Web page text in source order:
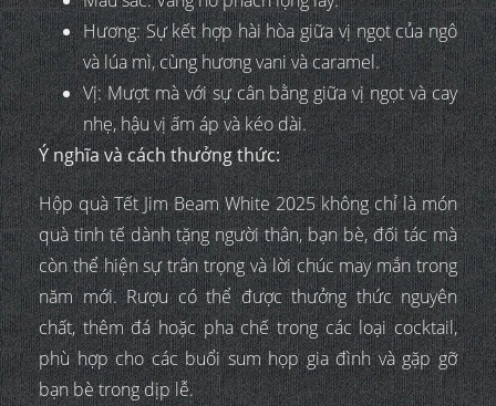
Hương: Sự kết hợp hài hòa giữa vị ngọt của ngô
và lúa mì, cùng hương vani và caramel.
Vị: Mượt mà với sự cân bằng giữa vị ngọt và cay
nhẹ, hậu vị ấm áp và kéo dài.
Ý nghĩa và cách thưởng thức:
Hộp quà Tết Jim Beam White 2025 không chỉ là món
quà tinh tế dành tặng người thân, bạn bè, đối tác mà
còn thể hiện sự trân trọng và lời chúc may mắn trong
năm mới. Rượu có thể được thưởng thức nguyên
chất, thêm đá hoặc pha chế trong các loại cocktail,
phù hợp cho các buổi sum họp gia đình và gặp gỡ
bạn bè trong dịp lễ.